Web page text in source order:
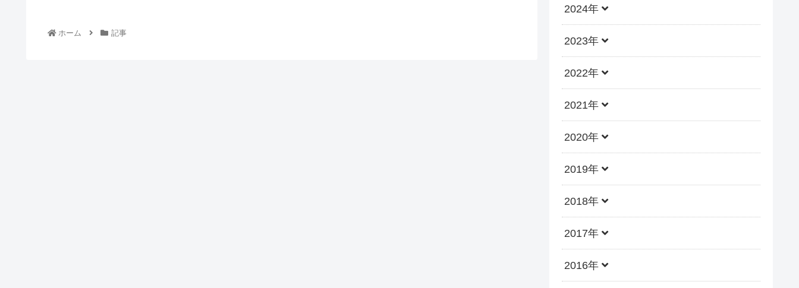
ホーム 記事
2024年
2023年
2022年
2021年
2020年
2019年
2018年
2017年
2016年